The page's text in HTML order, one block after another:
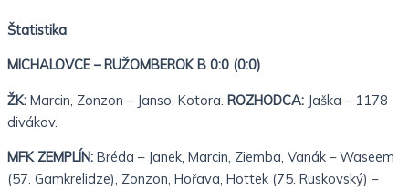
Štatistika
MICHALOVCE – RUŽOMBEROK B 0:0 (0:0)
ŽK: Marcin, Zonzon – Janso, Kotora. ROZHODCA: Jaška – 1178
divákov.
MFK ZEMPLÍN: Bréda – Janek, Marcin, Ziemba, Vanák – Waseem
(57. Gamkrelidze), Zonzon, Hořava, Hottek (75. Ruskovský) –